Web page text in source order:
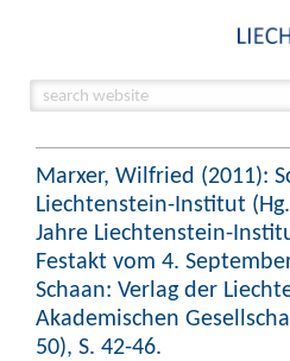
Marxer, Wilfried (2011):
Liechtenstein-Institut
Jahre Liechtenstein-
Festakt vom 4.
Schaan: Verlag der
Akademischen
50), S. 42-46.